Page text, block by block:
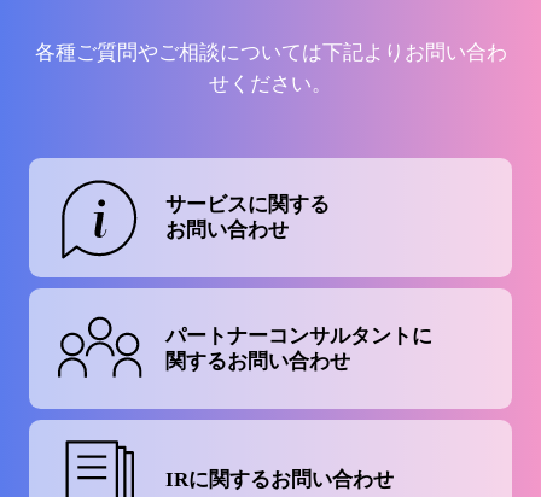
各種ご質問やご相談については下記よりお問い合わ
せください。
サービスに関する
お問い合わせ
パートナーコンサルタントに
関するお問い合わせ
IRに関するお問い合わせ